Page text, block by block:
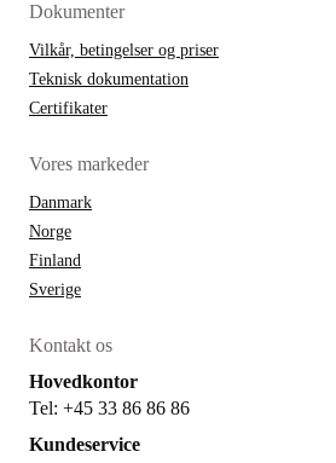
Dokumenter
Vilkår, betingelser og priser
Teknisk dokumentation
Certifikater
Vores markeder
Danmark
Norge
Finland
Sverige
Kontakt os
Hovedkontor
Tel: +45 33 86 86 86
Kundeservice